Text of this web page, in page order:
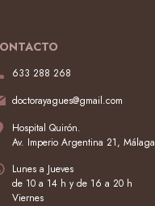
633 288 268
doctorayagues@gmail.com
Hospital Quirón.
Av. Imperio Argentina 21, Málaga
Lunes a Jueves
de 10 a 14 h y de 16 a 20 h
Viernes